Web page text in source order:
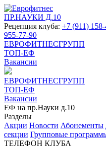
ПР.НАУКИ Д.10
Рецепция клуба: +7 (911)
955-77-90
ЕВРОФИТНЕСГРУПП
ТОП-ЕФ
Вакансии
ЕВРОФИТНЕСГРУПП
ТОП-ЕФ
Вакансии
ЕФ на пр.Науки д.10
Разделы
Акции Новости Абонементы
секции Групповые
ТЕЛЕФОН КЛУБА